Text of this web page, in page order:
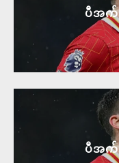
ပီအက်
ပီအက်